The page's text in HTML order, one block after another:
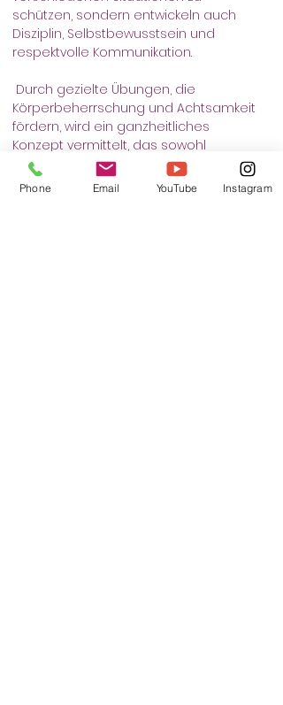
schützen, sondern entwickeln auch
Disziplin, Selbstbewusstsein und
respektvolle Kommunikation.
Körperbeherrschung und Achtsamkeit
fördern, wird ein ganzheitliches
Konzept vermittelt, das sowohl
körperliche als auch geistige Stärke
stärkt.
Phone Email YouTube Instagram